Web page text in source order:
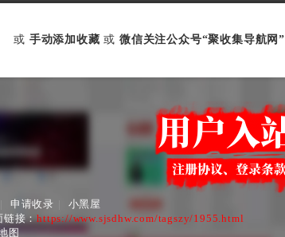
或 手动添加收藏 或 微信关注公众号“聚收集导航网”
申请收录
小黑屋
链接：https://www.sjsdhw.com/tagszy/1955.html
图